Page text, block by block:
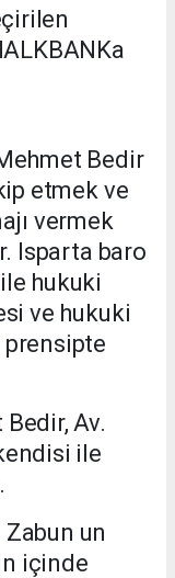
Bedir
etmek ve
vermek
Isparta baro
hukuki
ve hukuki
prensipte
Av.
ile
un
içinde